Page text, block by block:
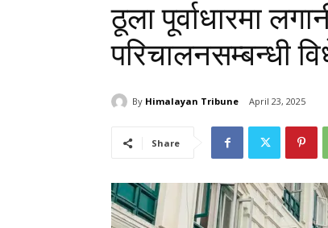
ठूला पूर्वाधारमा
परिचालनसम्बन्धी
By Himalayan Tribune April 23, 2025
Share